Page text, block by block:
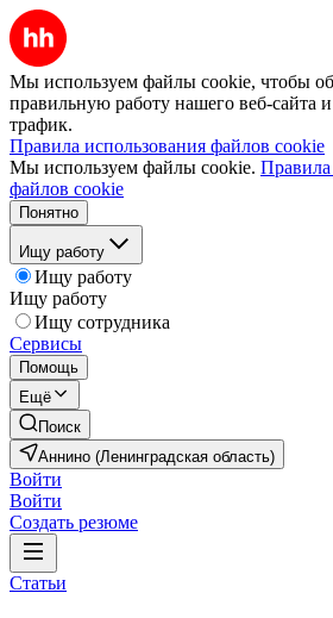
Мы используем файлы cookie, чтобы
правильную работу нашего веб-сайта и
трафик.
Правила использования файлов cookie
Мы используем файлы cookie. Правила
файлов cookie
Понятно
Ищу работу
Ищу работу
Ищу работу
Ищу сотрудника
Сервисы
Помощь
Ещё
Поиск
Аннино (Ленинградская область)
Войти
Войти
Создать резюме
Статьи